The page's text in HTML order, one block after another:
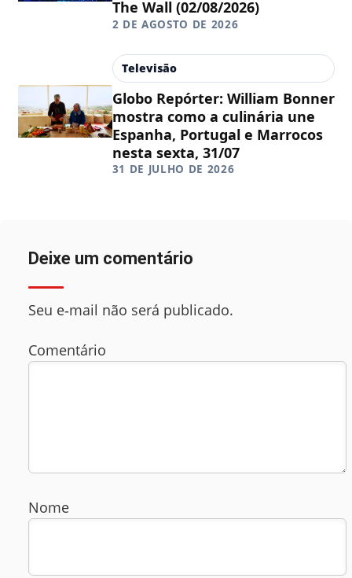
The Wall (02/08/2026)
2 DE AGOSTO DE 2026
Televisão
Globo Repórter: William Bonner
mostra como a culinária une
Espanha, Portugal e Marrocos
nesta sexta, 31/07
31 DE JULHO DE 2026
Deixe um comentário
Seu e‑mail não será publicado.
Comentário
Nome